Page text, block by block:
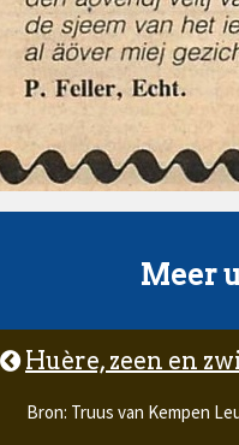
Meer
Huère, zeen en
Bron: Truus van Kempen